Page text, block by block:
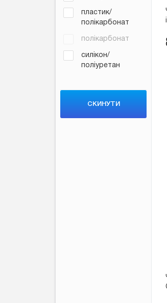
пластик/
полікарбонат
полікарбонат
силікон/
поліуретан
CКИНУТИ